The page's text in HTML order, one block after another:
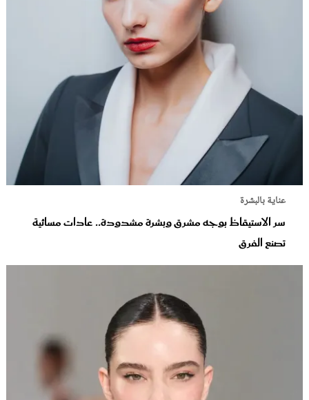
عناية بالبشرة
سر الاستيقاظ بوجه مشرق وبشرة مشدودة.. عادات مسائية
تصنع الفرق